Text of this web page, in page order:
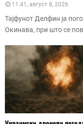
11:41, август 8, 2026
Тајфунот Делфин ја
Окинава, при што се